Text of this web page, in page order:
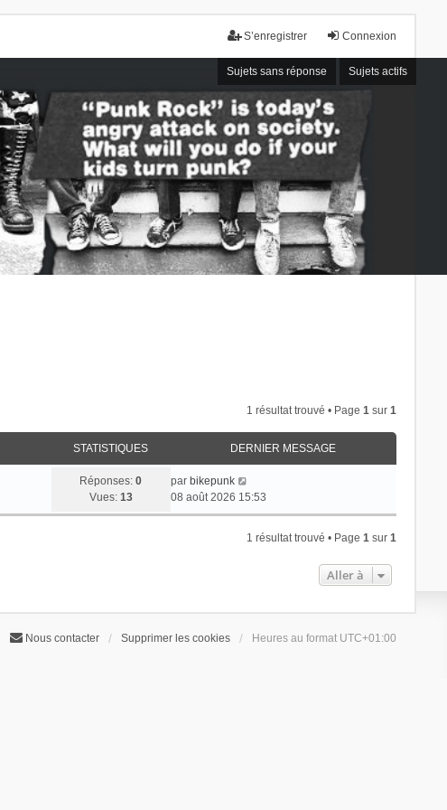
Connexion
S’enregistrer
Sujets sans réponse Sujets actifs
1 résultat trouvé • Page1 sur1
STATISTIQUES DERNIER MESSAGE
Réponses:0
Vues: 13
par bikepunk
08 août 2026 15:53
1 résultat trouvé • Page1 sur1
Aller à
Nous contacter Supprimer les cookies Heures au format UTC+01:00